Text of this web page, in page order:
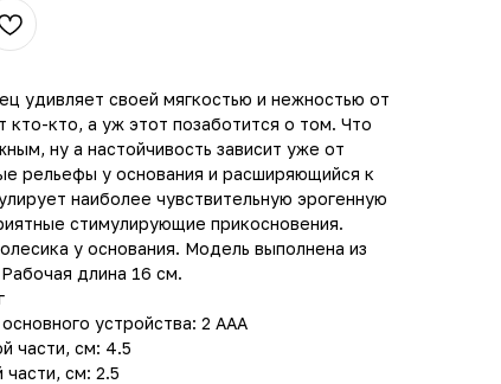
удивляет своей мягкостью и нежностью от
кто-кто, а уж этот позаботится о том. Что
ну а настойчивость зависит уже от
рельефы у основания и расширяющийся к
наиболее чувствительную эрогенную
стимулирующие прикосновения.
у основания. Модель выполнена из
длина 16 см.
устройства: 2 AAA
части, см: 4.5
см: 2.5